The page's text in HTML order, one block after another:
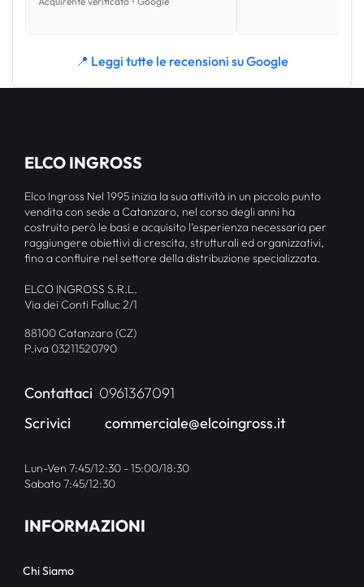
📍 Leggi tutte le recensioni su Google
ELCO INGROSS
Elco Ingross Nel 1995 inizia la sua attività in un piccolo punto
vendita con sede a Catanzaro, nel corso degli anni ha
costruito però le basi e acquisito l’esperienza necessaria per
raggiungere obiettivi di crescita, strutturali ed organizzativi,
fino a confluire nel settore della distribuzione specializzata.
ELCO INGROSS S.R.L.
Via dei Conti Falluc 2/1
88100 Catanzaro (CZ)
P.iva 03211520790
Contattaci 0961367091
Scrivici
commerciale@elcoingross.it
Lun-Ven 7:45/12:30 - 15:00/18:30
Sabato 7:45/12:30
INFORMAZIONI
Chi Siamo